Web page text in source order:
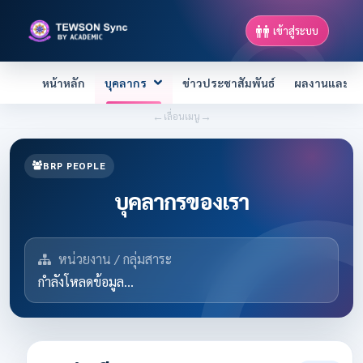
เข้าสู่ระบบ
หน้าหลัก บุคลากร ข่าวประชาสัมพันธ์ ผลงานและค
← เลื่อนเมนู →
BRP PEOPLE
บุคลากรของเรา
หน่วยงาน / กลุ่มสาระ
กำลังโหลดข้อมูล...